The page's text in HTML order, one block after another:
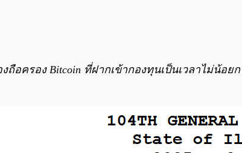
ถือครอง Bitcoin ที่ฝากเข้ากองทุนเป็นเวลาไม่น้อ